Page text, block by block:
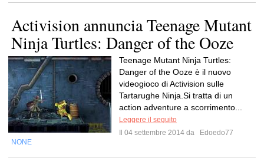
Activision annuncia Teenage Mutant
Ninja Turtles: Danger of the Ooze
Teenage Mutant Ninja Turtles:
Danger of the Ooze è il nuovo
videogioco di Activision sulle
Tartarughe Ninja.Si tratta di un
action adventure a scorrimento...
Leggere il seguito
Il 04 settembre 2014 da
Edoedo77
NONE